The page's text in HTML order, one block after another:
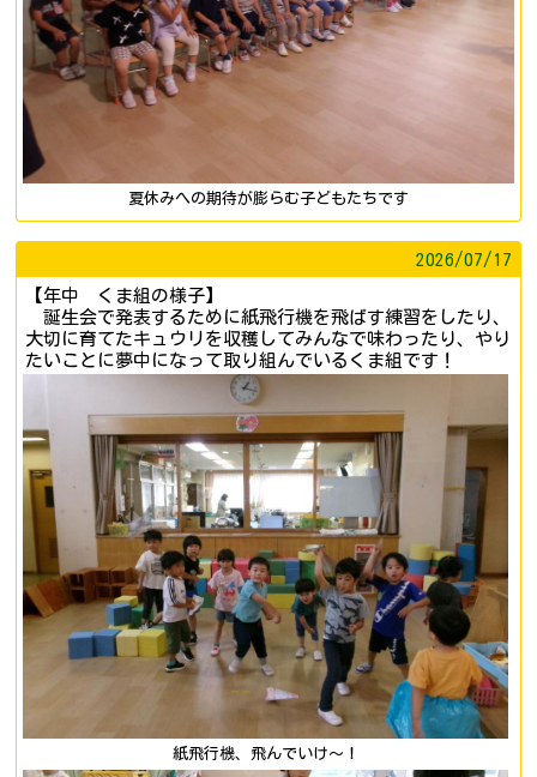
夏休みへの期待が膨らむ子どもたちです
2026/07/17
【年中 くま組の様子】
誕生会で発表するために紙飛行機を飛ばす練習をしたり、
大切に育てたキュウリを収穫してみんなで味わったり、やり
たいことに夢中になって取り組んでいるくま組です！
紙飛行機、飛んでいけ～！